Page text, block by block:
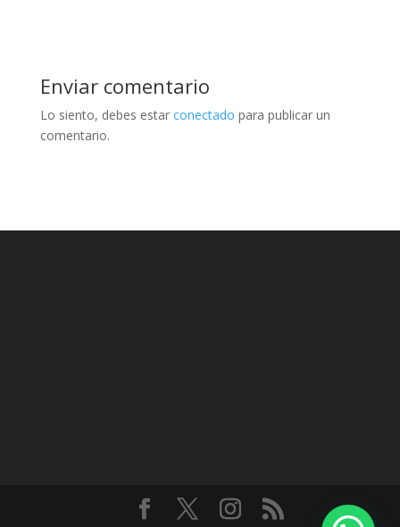
Enviar comentario
Lo siento, debes estar conectado para publicar un
comentario.